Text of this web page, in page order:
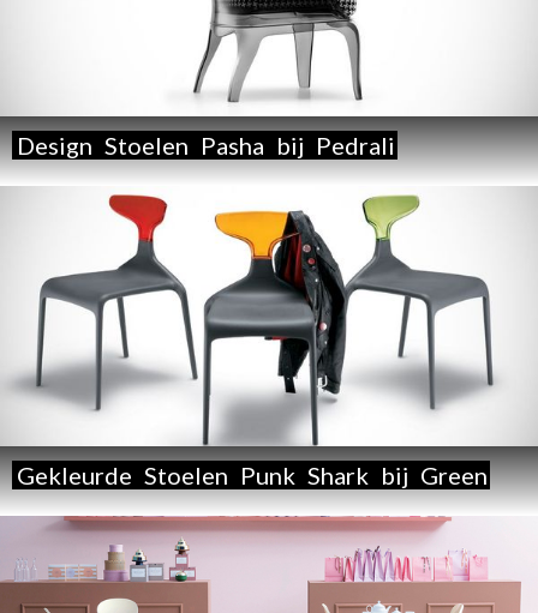
Design Stoelen Pasha bij Pedrali
Gekleurde Stoelen Punk Shark bij Green